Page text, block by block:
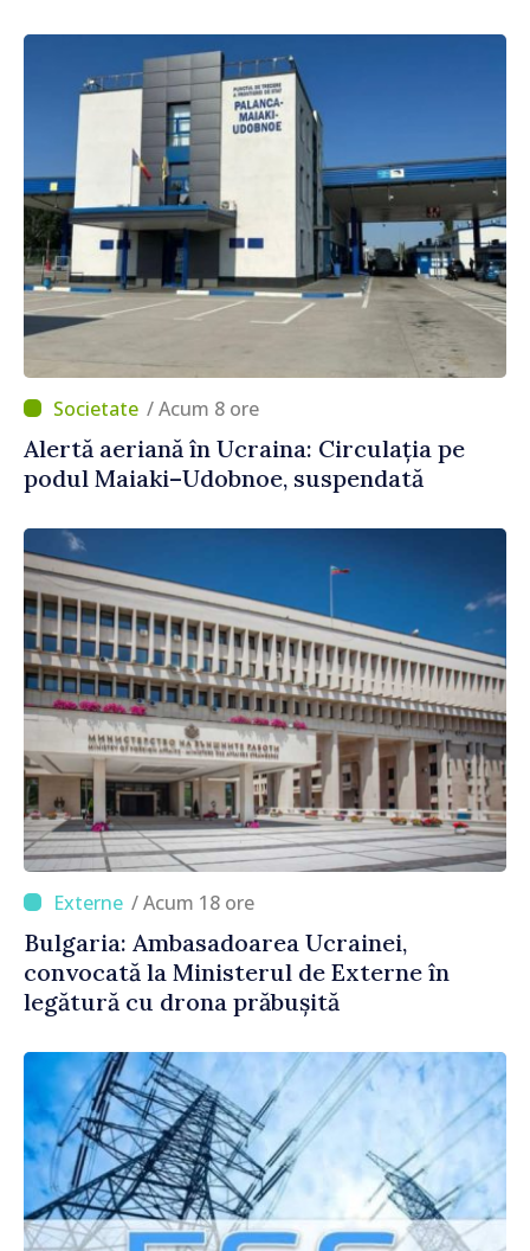
/ Acum 8 ore
Alertă aeriană în Ucraina: Circulația pe
podul Maiaki–Udobnoe, suspendată
/ Acum 18 ore
Bulgaria: Ambasadoarea Ucrainei,
convocată la Ministerul de Externe în
legătură cu drona prăbușită